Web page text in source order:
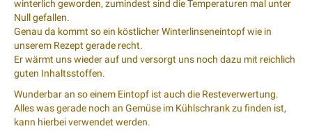
winterlich geworden, zumindest sind die Temperaturen mal unter
Null gefallen.
Genau da kommt so ein köstlicher Winterlinseneintopf wie in
unserem Rezept gerade recht.
Er wärmt uns wieder auf und versorgt uns noch dazu mit reichlich
guten Inhaltsstoffen.
Wunderbar an so einem Eintopf ist auch die Resteverwertung.
Alles was gerade noch an Gemüse im Kühlschrank zu finden ist,
kann hierbei verwendet werden.